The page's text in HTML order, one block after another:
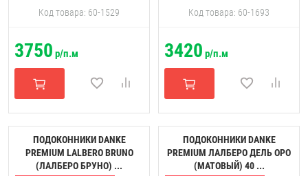
Код товара: 60-1529
3750 р/п.м
Код товара: 60-1693
3420 р/п.м
ПОДОКОННИКИ DANKE
PREMIUM LALBERO BRUNO
(ЛАЛБЕРО БРУНО) ...
ПОДОКОННИКИ DANKE
PREMIUM ЛАЛБЕРО ДЕЛЬ ОРО
(МАТОВЫЙ) 40 ...